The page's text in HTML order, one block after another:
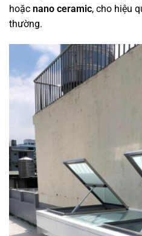
hoặc nano ceramic, cho hiệu
thường.